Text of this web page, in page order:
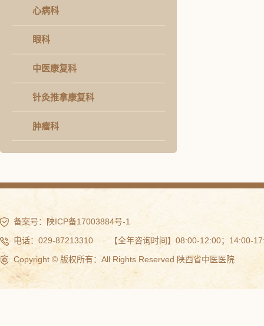
心病科
眼科
中医康复科
针灸推拿康复科
肿瘤科
备案号：
陕ICP备17003884号-1
电话：029-87213310 【全年咨询时间】08:00-12:00；14:00-
Copyright © 版权所有：All Rights Reserved 陕西省中医医院